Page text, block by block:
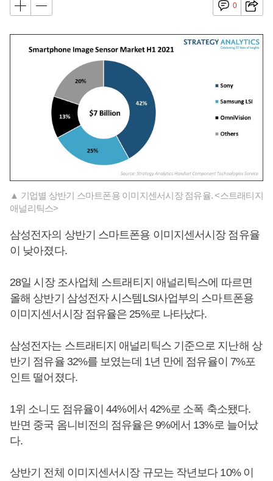
0
▲ 기업별 상반기 스마트폰용 이미지센서시장 점유율. <스트래티지
애널리틱스>
삼성전자의 상반기 스마트폰용 이미지센서시장 점유율
이 낮아졌다.
28일 시장 조사업체 스트래티지 애널리틱스에 따르면
올해 상반기 삼성전자 시스템LSI사업부의 스마트폰용
이미지센서시장 점유율은 25%로 나타났다.
삼성전자는 스트래티지 애널리틱스 기준으로 지난해 상
반기 점유율 32%를 보였는데 1년 만에 점유율이 7%포
인트 떨어졌다.
1위 소니도 점유율이 44%에서 42%로 소폭 축소됐다.
반면 중국 옴니비전의 점유율은 9%에서 13%로 늘어났
다.
상반기 전체 이미지센서시장 규모는 작년보다 10% 이